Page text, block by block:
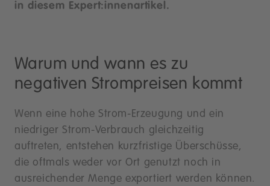
in diesem Expert:innenartikel.
Warum und wann es zu
negativen Strompreisen kommt
Wenn eine hohe Strom-Erzeugung und ein
niedriger Strom-Verbrauch gleichzeitig
auftreten, entstehen kurzfristige Überschüsse,
die oftmals weder vor Ort genutzt noch in
ausreichender Menge exportiert werden können.